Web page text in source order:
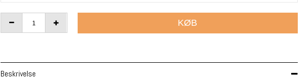
KØB
Beskrivelse